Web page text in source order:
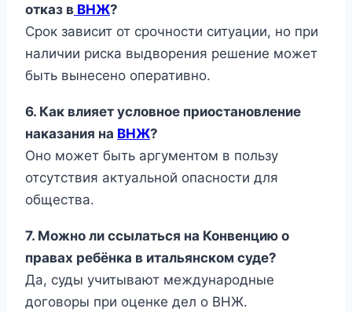
отказ в ВНЖ?
Срок зависит от срочности ситуации, но при
наличии риска выдворения решение может
быть вынесено оперативно.
6. Как влияет условное приостановление
наказания на ВНЖ?
Оно может быть аргументом в пользу
отсутствия актуальной опасности для
общества.
7. Можно ли ссылаться на Конвенцию о
правах ребёнка в итальянском суде?
Да, суды учитывают международные
договоры при оценке дел о ВНЖ.